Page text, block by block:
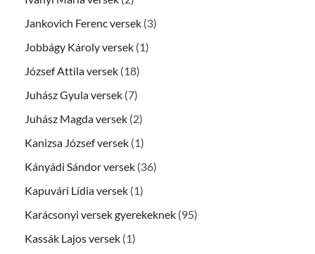
Jankovich Ferenc versek (3)
Jobbágy Károly versek (1)
József Attila versek (18)
Juhász Gyula versek (7)
Juhász Magda versek (2)
Kanizsa József versek (1)
Kányádi Sándor versek (36)
Kapuvári Lídia versek (1)
Karácsonyi versek gyerekeknek (95)
Kassák Lajos versek (1)